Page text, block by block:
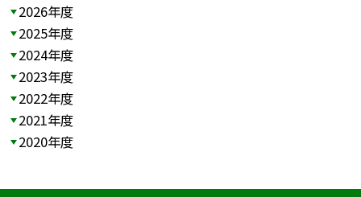
2026年度
2025年度
2024年度
2023年度
2022年度
2021年度
2020年度